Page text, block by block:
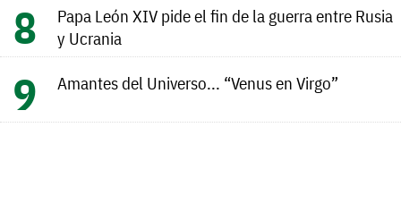
Papa León XIV pide el fin de la guerra entre Rusia
y Ucrania
Amantes del Universo... “Venus en Virgo”